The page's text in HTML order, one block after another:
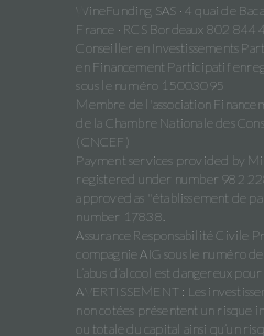
WineFunding SAS · 4 quai de
France · RCS Bordeaux 802 844
Conseiller en Investissements
en Financement Participatif
sous le numéro 15003095
Membre de l'association
de la Chambre Nationale des
(CNCEF)
Payment services provided by
registered under number 982
approved as "établissement de
number 17838.
Assurance Responsabilité Civile
compagnie AIG sous le numéro
L’abus d’alcool est dangereux pour
AVERTISSEMENT : Les
non cotées présentent un
ou totale du capital ainsi qu’un